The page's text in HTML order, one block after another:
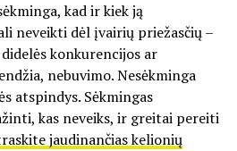
kad ir kiek ją
neveikti dėl įvairių priežasčių –
konkurencijos ar
nebuvimo. Nesėkminga
atspindys. Sėkmingas
kas neveiks, ir greitai pereiti
jaudinančias kelionių